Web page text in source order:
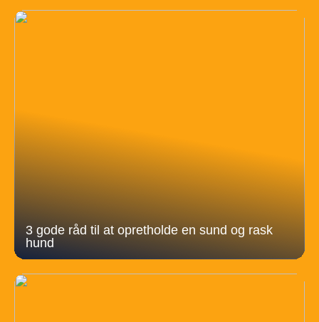
3 gode råd til at opretholde en sund og rask
hund